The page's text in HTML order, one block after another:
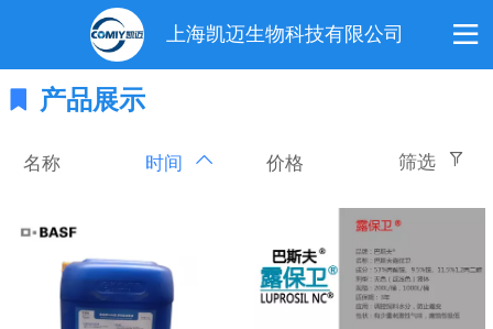
上海凯迈生物科技有限公司
产品展示
名称 时间 价格 筛选